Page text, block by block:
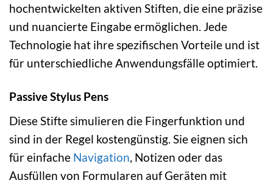
hochentwickelten aktiven Stiften, die eine präzise
und nuancierte Eingabe ermöglichen. Jede
Technologie hat ihre spezifischen Vorteile und ist
für unterschiedliche Anwendungsfälle optimiert.
Passive Stylus Pens
Diese Stifte simulieren die Fingerfunktion und
sind in der Regel kostengünstig. Sie eignen sich
für einfache Navigation , Notizen oder das
Ausfüllen von Formularen auf Geräten mit